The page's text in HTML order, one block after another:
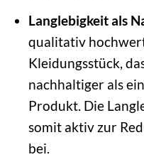
Langlebigkeit als
qualitativ
Kleidungsstück,
nachhaltiger als
Produkt. Die
somit aktiv zur
bei.